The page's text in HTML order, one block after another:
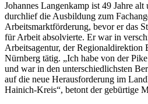
Johannes Langenkamp ist 49 Jahre
durchlief die Ausbildung zum
Arbeitsmarktförderung, bevor er das
für Arbeit absolvierte. Er war in
Arbeitsagentur, der Regionaldirektion
Nürnberg tätig. „Ich habe von der
und war in den unterschiedlichsten
auf die neue Herausforderung im
Hainich-Kreis“, betont der gebürtige